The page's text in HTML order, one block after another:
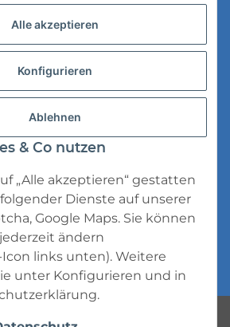
gesetzlicher USt., zzgl.
Alle akzeptieren
Konfigurieren
Ablehnen
& Co nutzen
„Alle akzeptieren“ gestatten
Dienste auf unserer
Google Maps. Sie können
ändern
links unten). Weitere
unter Konfigurieren und in
.